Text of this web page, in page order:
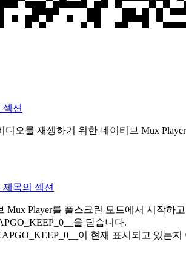
섹션
디오를 재생하기 위한 네이티브 Mux
제목의 섹션
Mux Player를 풀스크린 모드에서 시작하
을 닫습니다.
이 현재 표시되고 있는